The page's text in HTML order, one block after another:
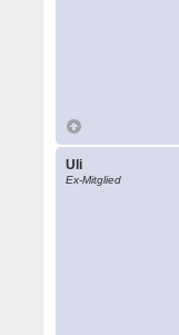
Uli
Ex-Mitglied